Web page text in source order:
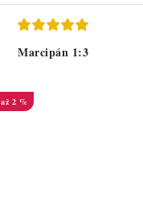
Marcipán 1:3
až 2 %